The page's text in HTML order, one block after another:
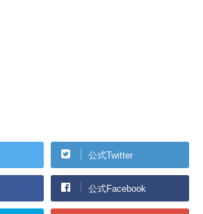
公式Twitter
公式Facebook